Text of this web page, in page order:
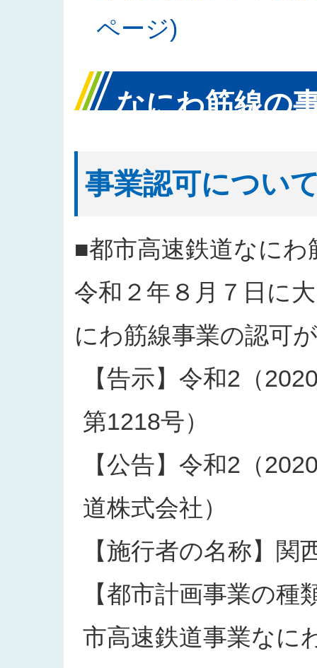
ページ)
なにわ筋線の
事業認可につい
■都市高速鉄道なにわ
令和２年８月７日に
にわ筋線事業の認可
【告示】令和2（
第1218号）
【公告】令和2（
道株式会社）
【施行者の名称】関
【都市計画事業の
市高速鉄道事業なに